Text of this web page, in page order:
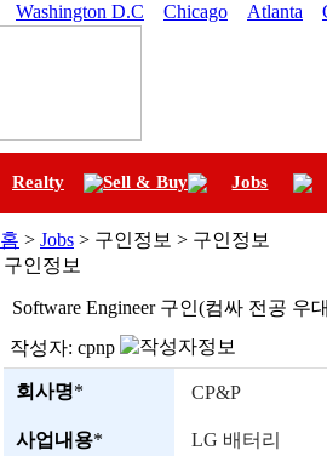
Washington D.C Chicago Atlanta
Realty Sell & Buy Jobs
홈 > Jobs > 구인정보 > 구인정보
구인정보
Software Engineer 구인(컴싸 전공 우
작성자: cpnp
회사명* CP&P
사업내용* LG 배터리